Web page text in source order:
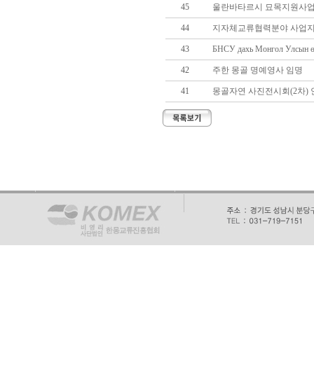
45 울란바타르시 묘목지원사
44 지자체교류협력분야 사업
43 БНСУ дахь Монгол Улсын
42 주한 몽골 명예영사 임명
41 몽골자연 사진전시회(2차)